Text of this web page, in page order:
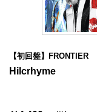
【初回盤】FRONTIER
Hilcrhyme